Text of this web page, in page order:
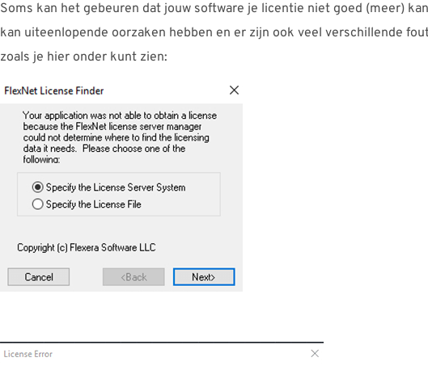
Soms kan het gebeuren dat jouw software je licentie niet goed (meer)
kan uiteenlopende oorzaken hebben en er zijn ook veel verschillende
zoals je hier onder kunt zien: